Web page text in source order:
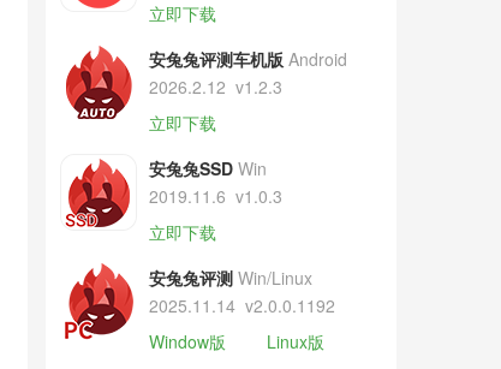
立即下载
安兔兔评测车机版 Android
2026.2.12 v1.2.3
立即下载
安兔兔SSD Win
2019.11.6 v1.0.3
立即下载
安兔兔评测 Win/Linux
2025.11.14 v2.0.0.1192
Window版
Linux版